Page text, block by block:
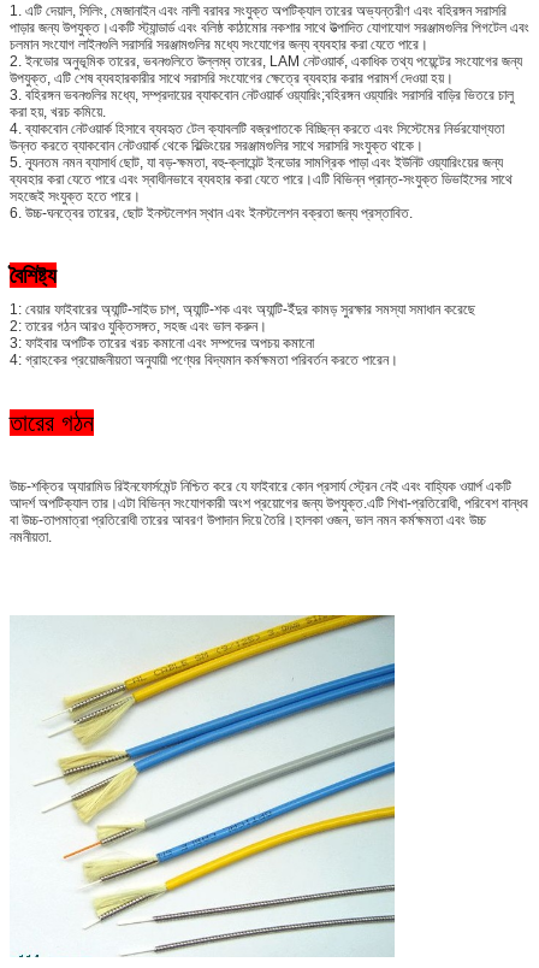
1. এটি দেয়াল, সিলিং, মেজানাইন এবং নালী বরাবর সংযুক্ত অপটিক্যাল তারের অভ্যন্তরীণ এবং বহিরঙ্গন সরাসরি
পাড়ার জন্য উপযুক্ত।একটি স্ট্যান্ডার্ড এবং বলিষ্ঠ কাঠামোর নকশার সাথে উত্পাদিত যোগাযোগ সরঞ্জামগুলির পিগটেল এবং
চলমান সংযোগ লাইনগুলি সরাসরি সরঞ্জামগুলির মধ্যে সংযোগের জন্য ব্যবহার করা যেতে পারে।
2. ইনডোর অনুভূমিক তারের, ভবনগুলিতে উল্লম্ব তারের, LAM নেটওয়ার্ক, একাধিক তথ্য পয়েন্টের সংযোগের জন্য
উপযুক্ত, এটি শেষ ব্যবহারকারীর সাথে সরাসরি সংযোগের ক্ষেত্রে ব্যবহার করার পরামর্শ দেওয়া হয়।
3. বহিরঙ্গন ভবনগুলির মধ্যে, সম্প্রদায়ের ব্যাকবোন নেটওয়ার্ক ওয়্যারিং;বহিরঙ্গন ওয়্যারিং সরাসরি বাড়ির ভিতরে চালু
করা হয়, খরচ কমিয়ে.
4. ব্যাকবোন নেটওয়ার্ক হিসাবে ব্যবহৃত টেল ক্যাবলটি বজ্রপাতকে বিচ্ছিন্ন করতে এবং সিস্টেমের নির্ভরযোগ্যতা
উন্নত করতে ব্যাকবোন নেটওয়ার্ক থেকে বিল্ডিংয়ের সরঞ্জামগুলির সাথে সরাসরি সংযুক্ত থাকে।
5. ন্যূনতম নমন ব্যাসার্ধ ছোট, যা বড়-ক্ষমতা, বহু-ক্লায়েন্ট ইনডোর সামগ্রিক পাড়া এবং ইউনিট ওয়্যারিংয়ের জন্য
ব্যবহার করা যেতে পারে এবং স্বাধীনভাবে ব্যবহার করা যেতে পারে।এটি বিভিন্ন প্রান্ত-সংযুক্ত ডিভাইসের সাথে
সহজেই সংযুক্ত হতে পারে।
6. উচ্চ-ঘনত্বের তারের, ছোট ইনস্টলেশন স্থান এবং ইনস্টলেশন বক্রতা জন্য প্রস্তাবিত.
বৈশিষ্ট্য
1: বেয়ার ফাইবারের অ্যান্টি-সাইড চাপ, অ্যান্টি-শক এবং অ্যান্টি-ইঁদুর কামড় সুরক্ষার সমস্যা সমাধান করেছে
2: তারের গঠন আরও যুক্তিসঙ্গত, সহজ এবং ভাল করুন।
3: ফাইবার অপটিক তারের খরচ কমানো এবং সম্পদের অপচয় কমানো
4: গ্রাহকের প্রয়োজনীয়তা অনুযায়ী পণ্যের বিদ্যমান কর্মক্ষমতা পরিবর্তন করতে পারেন।
তারের গঠন
উচ্চ-শক্তির অ্যারামিড রিইনফোর্সমেন্ট নিশ্চিত করে যে ফাইবারে কোন প্রসার্য স্ট্রেন নেই এবং বাহ্যিক ওয়ার্প একটি
আদর্শ অপটিক্যাল তার।এটা বিভিন্ন সংযোগকারী অংশ প্রয়োগের জন্য উপযুক্ত.এটি শিখা-প্রতিরোধী, পরিবেশ বান্ধব
বা উচ্চ-তাপমাত্রা প্রতিরোধী তারের আবরণ উপাদান দিয়ে তৈরি।হালকা ওজন, ভাল নমন কর্মক্ষমতা এবং উচ্চ
নমনীয়তা.